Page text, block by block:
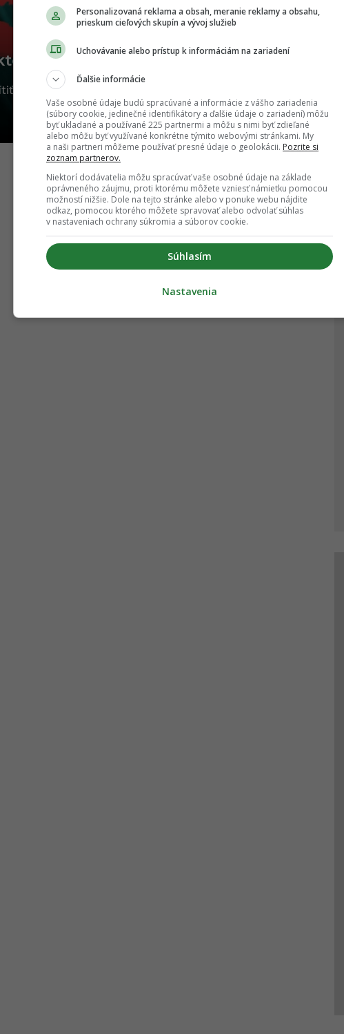
by si sa mal rozlúčiť
zle.
07.11.2019, 17:37
Personalizovaná reklama a obsah, meranie reklamy a obsahu,
prieskum cieľových skupín a vývoj služieb
Uchovávanie alebo prístup k informáciám na zariadení
Ďalšie informácie
Vaše osobné údaje budú spracúvané a informácie z vášho zariadenia
(súbory cookie, jedinečné identifikátory a ďalšie údaje o zariadení) môžu
byť ukladané a používané 225 partnermi a môžu s nimi byť zdieľané
alebo môžu byť využívané konkrétne týmito webovými stránkami. My
a naši partneri môžeme používať presné údaje o geolokácii. Pozrite si
zoznam partnerov.
Niektorí dodávatelia môžu spracúvať vaše osobné údaje na základe
oprávneného záujmu, proti ktorému môžete vzniesť námietku pomocou
možností nižšie. Dole na tejto stránke alebo v ponuke webu nájdite
odkaz, pomocou ktorého môžete spravovať alebo odvolať súhlas
v nastaveniach ochrany súkromia a súborov cookie.
Súhlasím
Nastavenia